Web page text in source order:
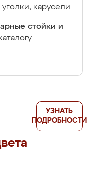
карусели
стойки и
УЗНАТЬ
ПОДРОБНОСТИ